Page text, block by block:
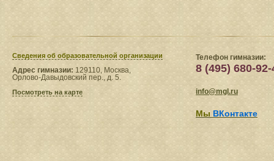
Сведения​ об образовательной организации
Адрес гимназии: 129110, Москва,
Орлово-Давыдовский пер., д. 5.
Посмотреть на карте
Телефон гимназии:
8 (495) 680-92-
info@mgl.ru
Мы ВКонтакте